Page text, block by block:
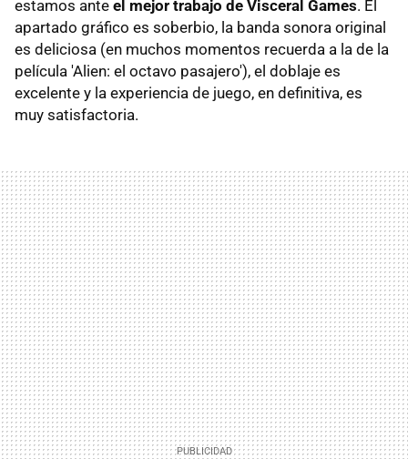
estamos ante el mejor trabajo de Visceral Games. El
apartado gráfico es soberbio, la banda sonora original
es deliciosa (en muchos momentos recuerda a la de la
película 'Alien: el octavo pasajero'), el doblaje es
excelente y la experiencia de juego, en definitiva, es
muy satisfactoria.